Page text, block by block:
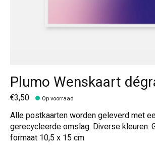
Plumo Wenskaart
€3,50 Op voorraad
Alle postkaarten worden geleverd met
gerecycleerde omslag. Diverse kleuren.
formaat 10,5 x 15 cm